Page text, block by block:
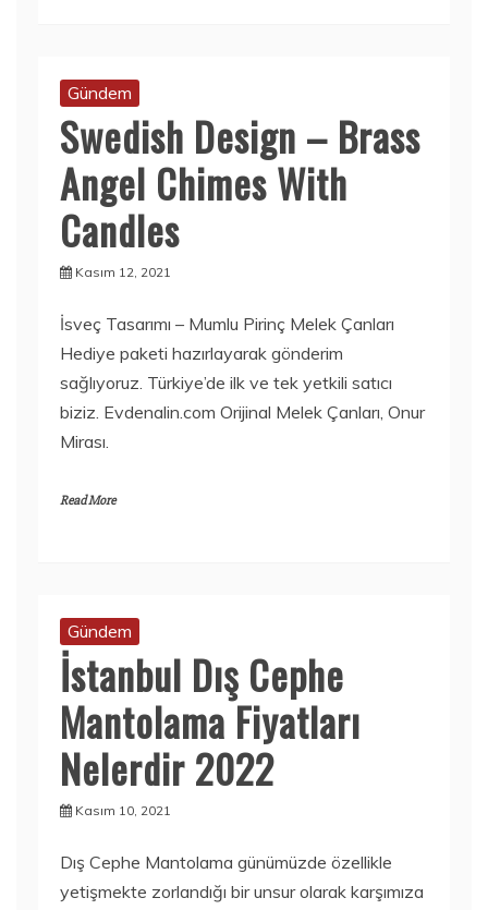
Gündem
Swedish Design – Brass
Angel Chimes With
Candles
Kasım 12, 2021
İsveç Tasarımı – Mumlu Pirinç Melek Çanları
Hediye paketi hazırlayarak gönderim
sağlıyoruz. Türkiye’de ilk ve tek yetkili satıcı
biziz. Evdenalin.com Orijinal Melek Çanları, Onur
Mirası.
Read More
Gündem
İstanbul Dış Cephe
Mantolama Fiyatları
Nelerdir 2022
Kasım 10, 2021
Dış Cephe Mantolama günümüzde özellikle
yetişmekte zorlandığı bir unsur olarak karşımıza